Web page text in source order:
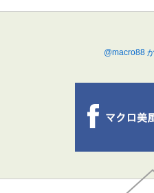
@macro88